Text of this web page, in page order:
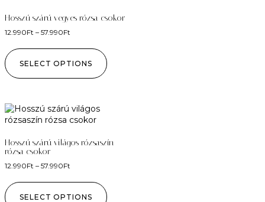
Hosszú szárú vegyes rózsa csokor
12.990Ft – 57.990Ft
SELECT OPTIONS
Hosszú szárú világos rózsaszín
rózsa csokor
12.990Ft – 57.990Ft
SELECT OPTIONS